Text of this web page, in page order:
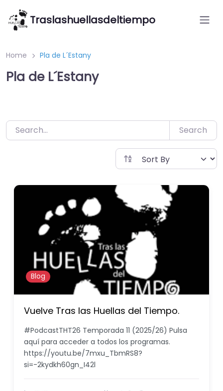
Saltar
contenido
Traslashuellasdeltiempo
Home Pla de L´Estany
Pla de L´Estany
Search
Blog
Vuelve Tras las Huellas del Tiempo.
#PodcastTHT26 Temporada 11 (2025/26) Pulsa
aquí para acceder a todos los programas.
https://youtu.be/7mxu_TbmRS8?
si=-2kydkh60gn_I42l